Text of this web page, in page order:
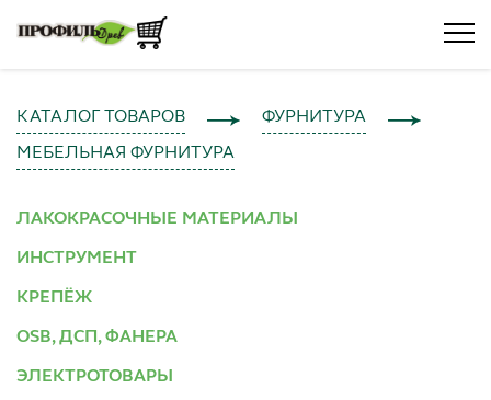
КАТАЛОГ ТОВАРОВ ФУРНИТУРА
МЕБЕЛЬНАЯ ФУРНИТУРА
ЛАКОКРАСОЧНЫЕ МАТЕРИАЛЫ
ИНСТРУМЕНТ
КРЕПЁЖ
OSB, ДСП, ФАНЕРА
ЭЛЕКТРОТОВАРЫ